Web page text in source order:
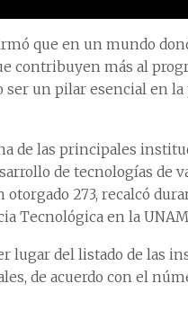
que en un mundo
contribuyen más al
ser un pilar esencial en
de las principales
de tecnologías de
273, recalcó
Tecnológica en la
lugar del listado de las
de acuerdo con el